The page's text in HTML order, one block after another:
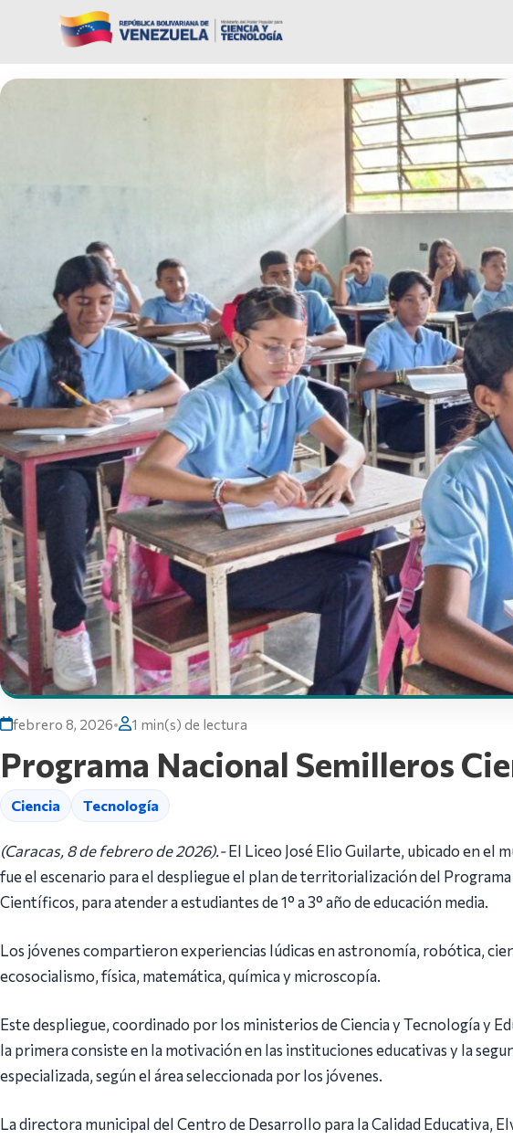
febrero 8, 2026• 1 min(s) de lectura
Programa Nacional Semilleros
Ciencia Tecnología
(Caracas, 8 de febrero de 2026).-El Liceo José Elio Guilarte, ubicado en el
fue el escenario para el despliegue el plan de territorialización del
Científicos, para atender a estudiantes de 1° a 3° año de educación media.
Los jóvenes compartieron experiencias lúdicas en astronomía, robótica,
ecosocialismo, física, matemática, química y microscopía.
Este despliegue, coordinado por los ministerios de Ciencia y Tecnología y
la primera consiste en la motivación en las instituciones educativas y la
especializada, según el área seleccionada por los jóvenes.
La directora municipal del Centro de Desarrollo para la Calidad Educativa,